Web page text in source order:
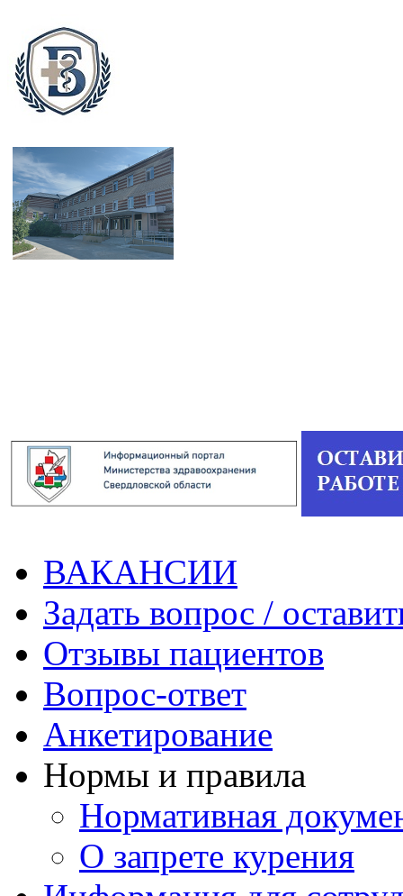
ВАКАНСИИ
Задать вопрос /
Отзывы пациентов
Вопрос-ответ
Анкетирование
Нормы и правила
Нормативная
О запрете курения